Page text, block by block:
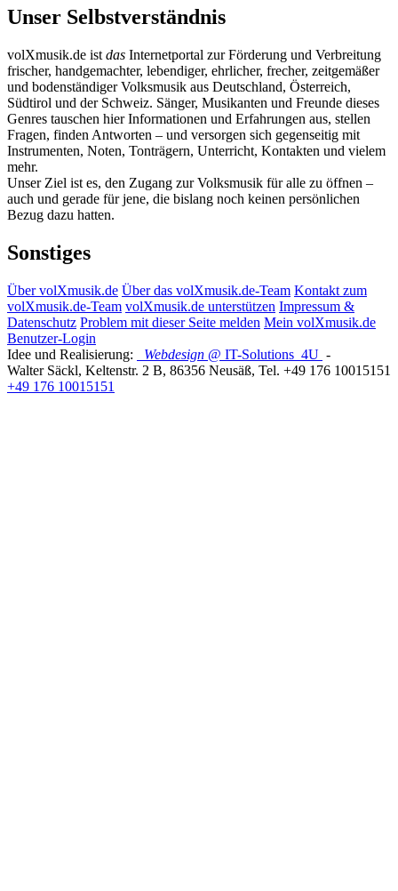
Unser Selbstverständnis
volXmusik.de ist das Internetportal zur Förderung und Verbreitung
frischer, handgemachter, lebendiger, ehrlicher, frecher, zeitgemäßer
und bodenständiger Volksmusik aus Deutschland, Österreich,
Südtirol und der Schweiz. Sänger, Musikanten und Freunde dieses
Genres tauschen hier Informationen und Erfahrungen aus, stellen
Fragen, finden Antworten – und versorgen sich gegenseitig mit
Instrumenten, Noten, Tonträgern, Unterricht, Kontakten und vielem
mehr.
Unser Ziel ist es, den Zugang zur Volksmusik für alle zu öffnen –
auch und gerade für jene, die bislang noch keinen persönlichen
Bezug dazu hatten.
Sonstiges
Über volXmusik.de Über das volXmusik.de-Team Kontakt zum
volXmusik.de-Team volXmusik.de unterstützen Impressum &
Datenschutz Problem mit dieser Seite melden Mein volXmusik.de
Benutzer-Login
Idee und Realisierung:
Webdesign @ IT-Solutions 4U -
Walter Säckl, Keltenstr. 2 B, 86356 Neusäß, Tel. +49 176 10015151
+49 176 10015151